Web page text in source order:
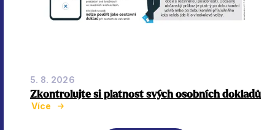
5. 8. 2026
Zkontrolujte si platnost svých osobních dokladů
Více